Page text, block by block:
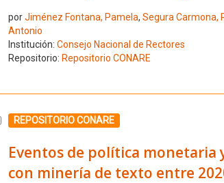
porJiménez Fontana, Pamela, Segura Carmona,
Antonio
Institución: Consejo Nacional de Rectores
Repositorio: Repositorio CONARE
Seleccione el número de resultado 9
REPOSITORIO CONARE
Eventos de política monetaria
con minería de texto entre